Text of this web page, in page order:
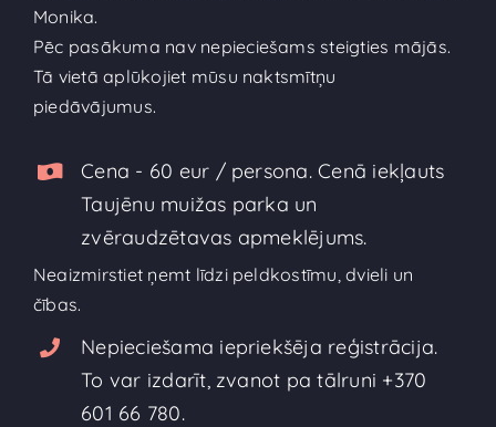
Monika.
Pēc pasākuma nav nepieciešams steigties mājās.
Tā vietā aplūkojiet mūsu naktsmītņu
piedāvājumus.
Cena - 60 eur / persona. Cenā iekļauts
Taujēnu muižas parka un
zvēraudzētavas apmeklējums.
Neaizmirstiet ņemt līdzi peldkostīmu, dvieli un
čības.
Nepieciešama iepriekšēja reģistrācija.
To var izdarīt, zvanot pa tālruni +370
601 66 780.